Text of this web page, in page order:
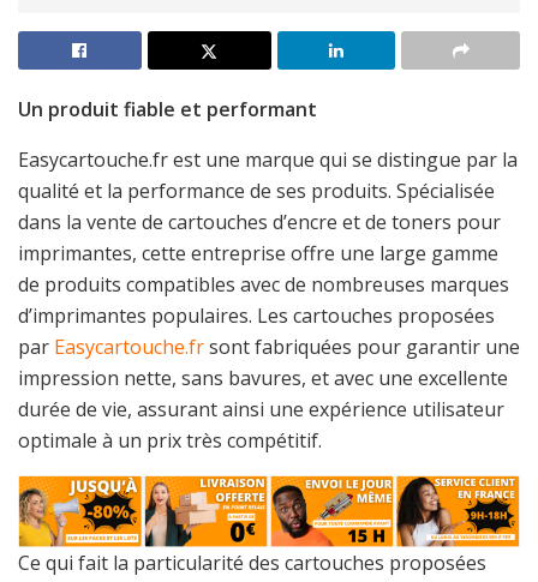
Un produit fiable et performant
Easycartouche.fr est une marque qui se distingue par la
qualité et la performance de ses produits. Spécialisée
dans la vente de cartouches d’encre et de toners pour
imprimantes, cette entreprise offre une large gamme
de produits compatibles avec de nombreuses marques
d’imprimantes populaires. Les cartouches proposées
par Easycartouche.frsont fabriquées pour garantir une
impression nette, sans bavures, et avec une excellente
durée de vie, assurant ainsi une expérience utilisateur
optimale à un prix très compétitif.
Ce qui fait la particularité des cartouches proposées